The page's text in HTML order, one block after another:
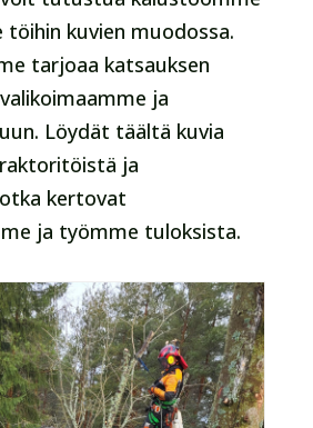
kuvien muodossa.
tarjoaa katsauksen
ja
Löydät täältä kuvia
ja
kertovat
ja työmme tuloksista.